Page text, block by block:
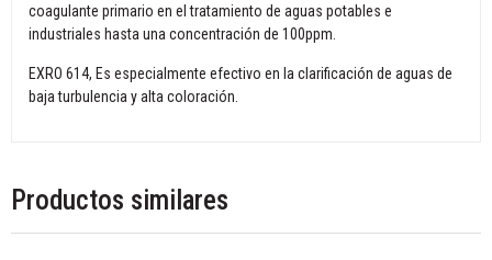
coagulante primario en el tratamiento de aguas potables e
industriales hasta una concentración de 100ppm.
EXRO 614, Es especialmente efectivo en la clarificación de aguas de
baja turbulencia y alta coloración.
Productos similares